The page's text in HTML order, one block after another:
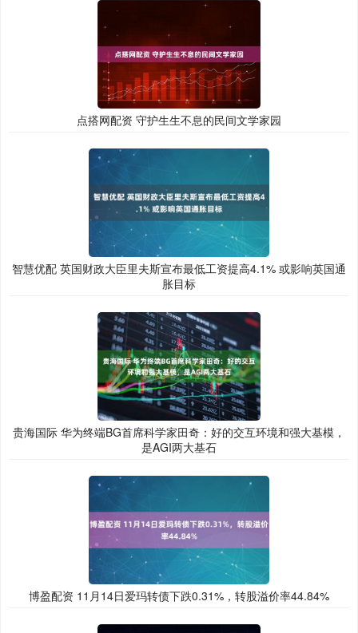
点搭网配资 守护生生不息的民间文学家园
智慧优配 英国财政大臣里夫斯宣布最低工资提高4.1% 或影响英国通
胀目标
贵海国际 华为终端BG首席科学家田奇：好的交互环境和强大基模，
是AGI两大基石
博盈配资 11月14日爱玛转债下跌0.31%，转股溢价率44.84%